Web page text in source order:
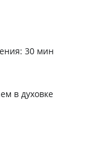
30 мин
в духовке